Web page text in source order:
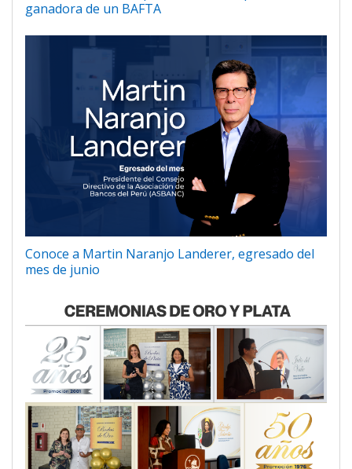
ganadora de un BAFTA
Conoce a Martin Naranjo Landerer, egresado del
mes de junio